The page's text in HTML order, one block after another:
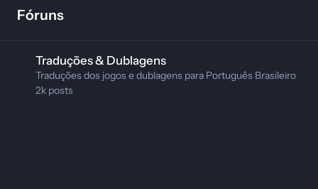
Fóruns
Traduções & Dublagens
Traduções dos jogos e dublagens para Português Brasileiro
2k posts